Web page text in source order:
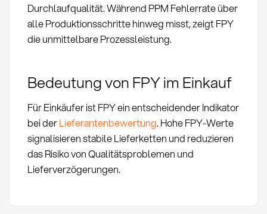
Durchlaufqualität. Während PPM Fehlerrate über
alle Produktionsschritte hinweg misst, zeigt FPY
die unmittelbare Prozessleistung.
Bedeutung von FPY im Einkauf
Für Einkäufer ist FPY ein entscheidender Indikator
bei derLieferantenbewertung. Hohe FPY-Werte
signalisieren stabile Lieferketten und reduzieren
das Risiko von Qualitätsproblemen und
Lieferverzögerungen.